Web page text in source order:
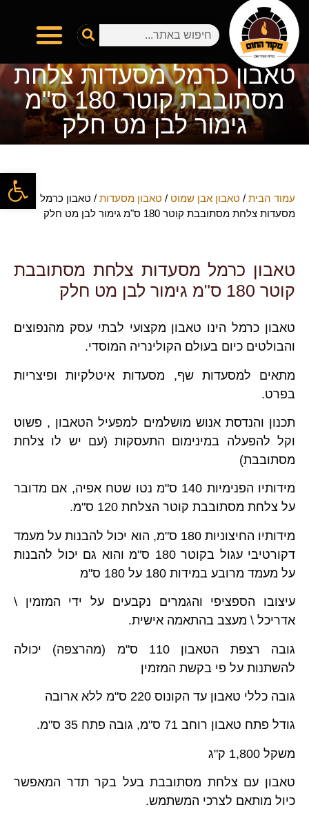
טאבון כרמל מסעדות צלחת
מסתובבת קוטר 180 ס"מ
גימור לבן מט חלק
עמוד הבית / טאבון אבן שמוט / טאבון מסעדות / טאבון כרמל
מסעדות צלחת מסתובבת קוטר 180 ס"מ גימור לבן מט חלק
טאבון כרמל מסעדות צלחת מסתובבת
קוטר 180 ס"מ גימור לבן מט חלק
טאבון כרמל הינו טאבון מקצועי לבתי עסק מהנפוצים
והבולטים כיום בעולם הקולינריה המוסדי.
מתאים למסעדות שף, מסעדות איטלקיות ופיצריות
בפרט.
תכנון והנדסת אנוש מושלמים למפעיל הטאבון , פשוט
וקל להפעלה במינימום התעסקות (עם יש לו צלחת
מסתובבת)
מידותיו הפנימיות 140 ס"מ נטו שטח אפיה, אם מדובר
על צלחת מסתובבת קוטר הצלחת 120 ס"מ.
מידותיו החיצוניות 180 ס"מ, הוא יכול להבנות על מעמד
דקורטיבי עגול בקוטר 180 ס"מ והוא גם יכול להבנות
על מעמד מרובע במידות 180 על 180 ס"מ
עיצובו הספציפי והגמרים נקבעים על ידי המזמין \
אדריכל \ מעצב בהתאמה אישית.
גובה רצפת הטאבון 110 ס"מ (מהרצפה) יכולה
להשתנות על פי בקשת המזמין
גובה כללי טאבון עד הקונוס 220 ס"מ ללא ארובה
גודל פתח טאבון רוחב 71 ס"מ, גובה פתח 35 ס"מ.
משקל 1,800 ק"ג
טאבון עם צלחת מסתובבת בעל בקר תדר המאפשר
כיול מותאם לצרכי המשתמש.